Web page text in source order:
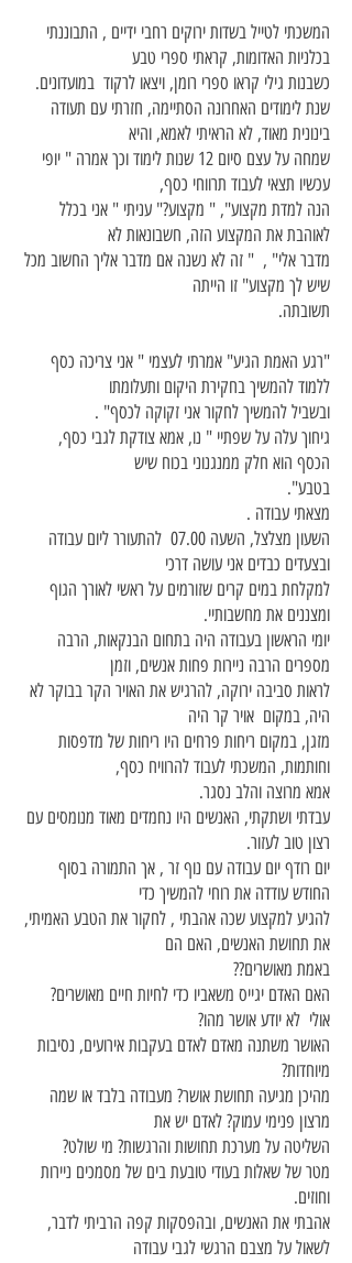
המשכתי לטייל בשדות ירוקים רחבי ידיים , התבוננתי
בכלניות האדומות, קראתי ספרי טבע
כשבנות גילי קראו ספרי רומן, ויצאו לרקוד במועדונים.
שנת לימודים האחרונה הסתיימה, חזרתי עם תעודה
בינונית מאוד, לא הראיתי לאמא, והיא
שמחה על עצם סיום 12 שנות לימוד וכך אמרה " יופי
עכשיו תצאי לעבוד תרווחי כסף,
הנה למדת מקצוע", " מקצוע?" עניתי " אני בכלל
לאוהבת את המקצוע הזה, חשבונאות לא
מדבר אלי" , " זה לא נשנה אם מדבר אליך החשוב מכל
שיש לך מקצוע" זו הייתה
תשובתה.
"רגע האמת הגיע" אמרתי לעצמי " אני צריכה כסף
ללמוד להמשיך בחקירת היקום ותעלומתו
ובשביל להמשיך לחקור אני זקוקה לכסף" .
גיחוך עלה על שפתיי " נו, אמא צודקת לגבי כסף,
הכסף הוא חלק ממנגנוני בכוח שיש
בטבע".
מצאתי עבודה .
השעון מצלצל, השעה 07.00 להתעורר ליום עבודה
ובצעדים כבדים אני עושה דרכי
למקלחת במים קרים שזורמים על ראשי לאורך הגוף
ומצננים את מחשבותיי.
יומי הראשון בעבודה היה בתחום הבנקאות, הרבה
מספרים הרבה ניירות פחות אנשים, וזמן
לראות סביבה ירוקה, להרגיש את האויר הקר בבוקר לא
היה, במקום אויר קר היה
מזגן, במקום ריחות פרחים היו ריחות של מדפסות
וחותמות, המשכתי לעבוד להרוויח כסף,
אמא מרוצה והלב נסגר.
עבדתי ושתקתי, האנשים היו נחמדים מאוד מנומסים עם
רצון טוב לעזור.
יום רודף יום עבודה עם נוף זר , אך התמורה בסוף
החודש עודדה את רוחי להמשיך כדי
להגיע למקצוע שכה אהבתי , לחקור את הטבע האמיתי,
את תחושת האנשים, האם הם
באמת מאושרים??
האם האדם יגייס משאביו כדי לחיות חיים מאושרים?
אולי לא יודע אושר מהו?
האושר משתנה מאדם לאדם בעקבות אירועים, נסיבות
מיוחדות?
מהיכן מגיעה תחושת אושר? מעבודה בלבד או שמה
מרצון פנימי עמוק? לאדם יש את
השליטה על מערכת תחושות והרגשות? מי שולט?
מטר של שאלות בעודי טובעת בים של מסמכים ניירות
וחוזים.
אהבתי את האנשים, ובהפסקות קפה הרביתי לדבר,
לשאול על מצבם הרגשי לגבי עבודה